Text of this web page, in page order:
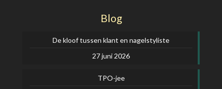
Blog
De kloof tussen klant en nagelstyliste
27 juni 2026
TPO-jee